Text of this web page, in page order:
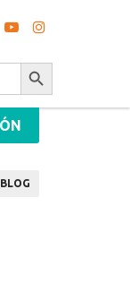
Botón de búsqueda